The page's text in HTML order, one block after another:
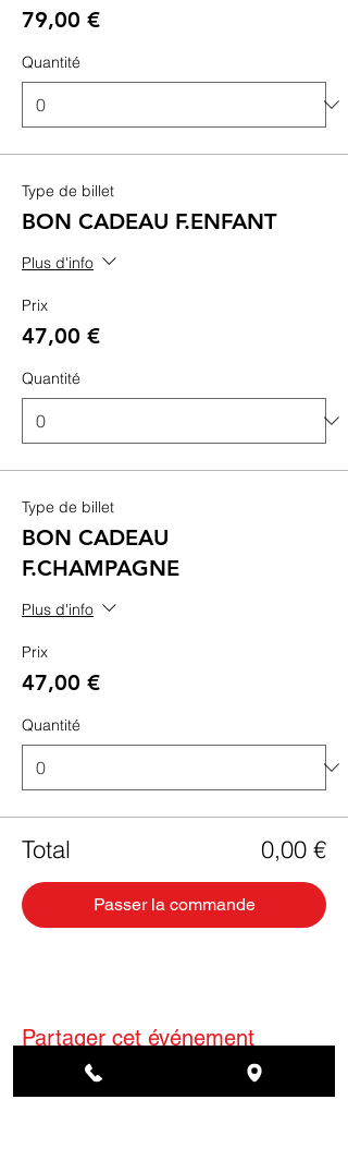
79,00 €
Quantité
Type de billet
BON CADEAU F.ENFANT
Plus d'info
Prix
47,00 €
Quantité
Type de billet
BON CADEAU
F.CHAMPAGNE
Plus d'info
Prix
47,00 €
Quantité
Total 0,00 €
Passer la commande
Partager cet événement